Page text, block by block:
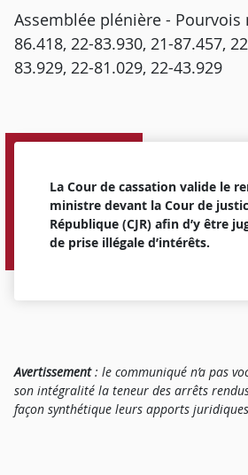
Assemblée plénière - Pourvois
86.418, 22-83.930, 21-87.457,
83.929, 22-81.029, 22-43.929
La Cour de cassation valide le
ministre devant la Cour de
République (CJR) afin d’y être
de prise illégale d’intérêts.
Avertissement: le communiqué n’a pas
son intégralité la teneur des arrêts
façon synthétique leurs apports